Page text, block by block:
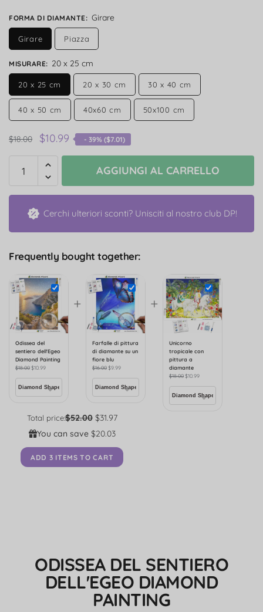
FORMA DI DIAMANTE: Girare
Girare Piazza
MISURARE: 20 x 25 cm
20 x 25 cm 20 x 30 cm 30 x 40 cm
40 x 50 cm 40x60 cm 50x100 cm
$18.00 $10.99 - 39% ($7.01)
AGGIUNGI AL CARRELLO
Cerchi ulteriori sconti? Unisciti al nostro club DP!
Frequently bought together:
Odissea del
sentiero dell'Egeo
Diamond Painting
$18.00$10.99
+
Farfalle di pittura
di diamante su un
fiore blu
$16.00$9.99
+
Unicorno
tropicale con
pittura a
diamante
$18.00$10.99
Total price:$52.00 $31.97
You can save $20.03
ADD 3 ITEMS TO CART
ODISSEA DEL SENTIERO
DELL'EGEO DIAMOND
PAINTING